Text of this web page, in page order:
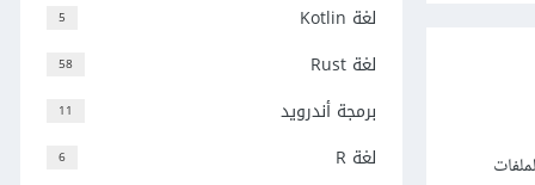
5 لغة Kotlin
58 لغة Rust
11 برمجة أندرويد
6 لغة R